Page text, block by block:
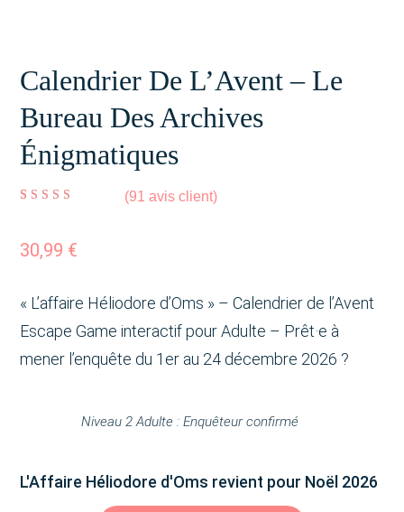
Calendrier De L’Avent – Le
Bureau Des Archives
Énigmatiques
(91 avis client)
30,99 €
« L’affaire Héliodore d’Oms » – Calendrier de l’Avent
Escape Game interactif pour Adulte – Prêt·e à
mener l’enquête du 1er au 24 décembre 2026 ?
Niveau 2 Adulte : Enquêteur confirmé
L'Affaire Héliodore d'Oms revient pour Noël 2026